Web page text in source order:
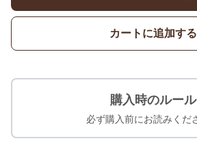
カートに追加する
購入時のルール
必ず購入前にお読みくだ